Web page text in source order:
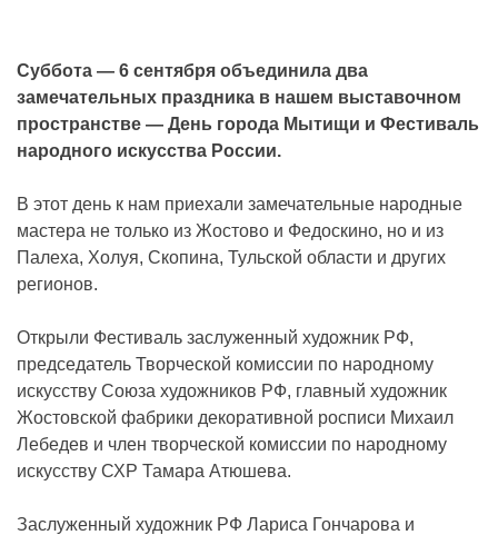
Суббота — 6 сентября объединила два
замечательных праздника в нашем выставочном
пространстве — День города Мытищи и Фестиваль
народного искусства России.
В этот день к нам приехали замечательные народные
мастера не только из Жостово и Федоскино, но и из
Палеха, Холуя, Скопина, Тульской области и других
регионов.
Открыли Фестиваль заслуженный художник РФ,
председатель Творческой комиссии по народному
искусству Союза художников РФ, главный художник
Жостовской фабрики декоративной росписи Михаил
Лебедев и член творческой комиссии по народному
искусству СХР Тамара Атюшева.
Заслуженный художник РФ Лариса Гончарова и